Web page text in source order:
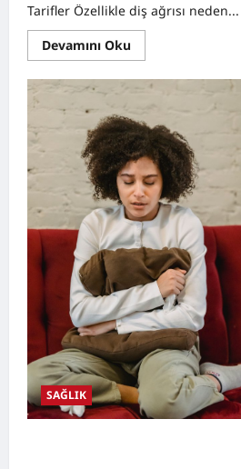
Tarifler Özellikle diş ağrısı neden...
Devamını Oku
more
Diş
Ağrısı
Olur?
Doğal
Destekleyici
Yöntemler
SAĞLIK